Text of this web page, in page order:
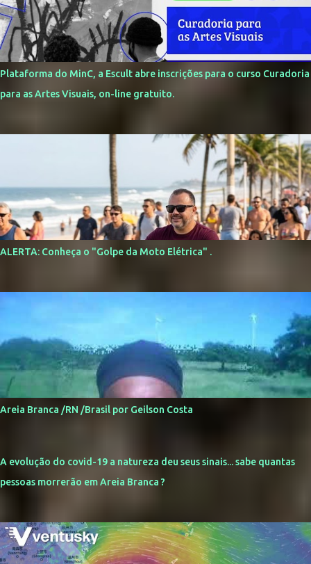
Plataforma do MinC, a Escult abre inscrições para o curso Curadoria
para as Artes Visuais, on-line gratuito.
ALERTA: Conheça o "Golpe da Moto Elétrica" .
Areia Branca /RN /Brasil por Geilson Costa
A evolução do covid-19 a natureza deu seus sinais... sabe quantas
pessoas morrerão em Areia Branca ?